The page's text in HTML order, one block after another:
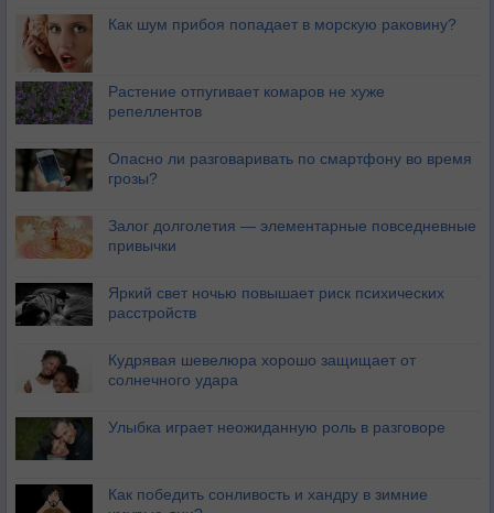
Как шум прибоя попадает в морскую раковину?
Растение отпугивает комаров не хуже
репеллентов
Опасно ли разговаривать по смартфону во время
грозы?
Залог долголетия — элементарные повседневные
привычки
Яркий свет ночью повышает риск психических
расстройств
Кудрявая шевелюра хорошо защищает от
солнечного удара
Улыбка играет неожиданную роль в разговоре
Как победить сонливость и хандру в зимние